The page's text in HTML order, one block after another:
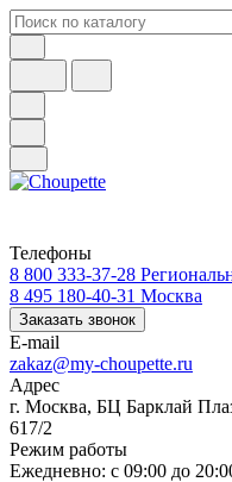
Телефоны
8 800 333-37-28
8 495 180-40-31 Москва
Заказать звонок
E-mail
zakaz@my-choupette.ru
Адрес
г. Москва, БЦ Барклай
617/2
Режим работы
Ежедневно: с 09:00 до